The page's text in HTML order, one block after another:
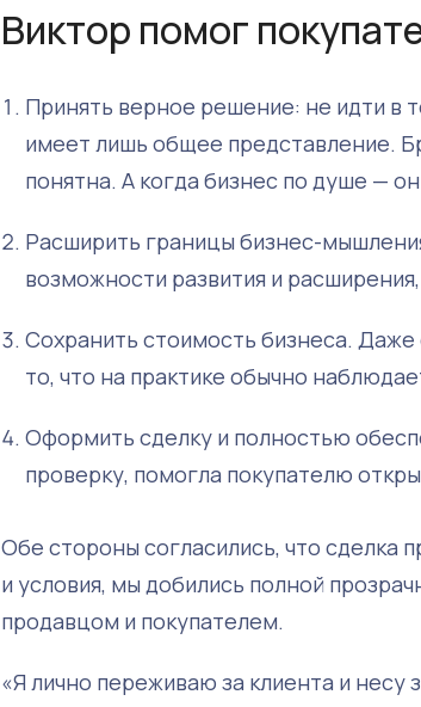
Виктор помог
Принять верное решение: не идти в
имеет лишь общее представление.
понятна. А когда бизнес по душе —
Расширить границы бизнес-
возможности развития и
Сохранить стоимость бизнеса.
то, что на практике обычно
Оформить сделку и полностью
проверку, помогла покупателю
Обе стороны согласились, что сделка
и условия, мы добились полной
продавцом и покупателем.
«Я лично переживаю за клиента и несу